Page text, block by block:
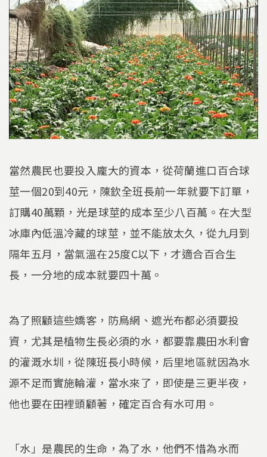
當然農民也要投入龐大的資本，從荷蘭進口百合球
莖一個20到40元，陳欽全班長前一年就要下訂單，
訂購40萬顆，光是球莖的成本至少八百萬。在大型
冰庫內低溫冷藏的球莖，並不能放太久，從九月到
隔年五月，當氣溫在25度C以下，才適合百合生
長，一分地的成本就要四十萬。
為了照顧這些嬌客，防鳥網、遮光布都必須要投
資，尤其是植物生長必須的水，都要靠農田水利會
的灌溉水圳，從陳班長小時候，后里地區就因為水
源不足而實施輪灌，當水來了，即使是三更半夜，
他也要在田裡頭顧著，確定百合有水可用。
「水」是農民的生命，為了水，他們不惜為水而